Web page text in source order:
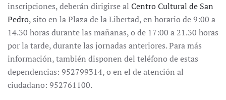
inscripciones, deberán dirigirse al Centro Cultural de San
Pedro, sito en la Plaza de la Libertad, en horario de 9:00 a
14.30 horas durante las mañanas, o de 17:00 a 21.30 horas
por la tarde, durante las jornadas anteriores. Para más
información, también disponen del teléfono de estas
dependencias: 952799314, o en el de atención al
ciudadano: 952761100.